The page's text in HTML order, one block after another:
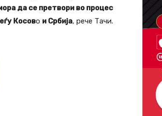
да се претвори во процес
Косово и Србија, рече Тачи.